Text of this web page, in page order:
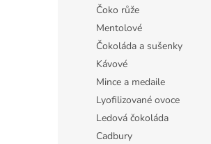
Čoko růže
Mentolové
Čokoláda a sušenky
Kávové
Mince a medaile
Lyofilizované ovoce
Ledová čokoláda
Cadbury